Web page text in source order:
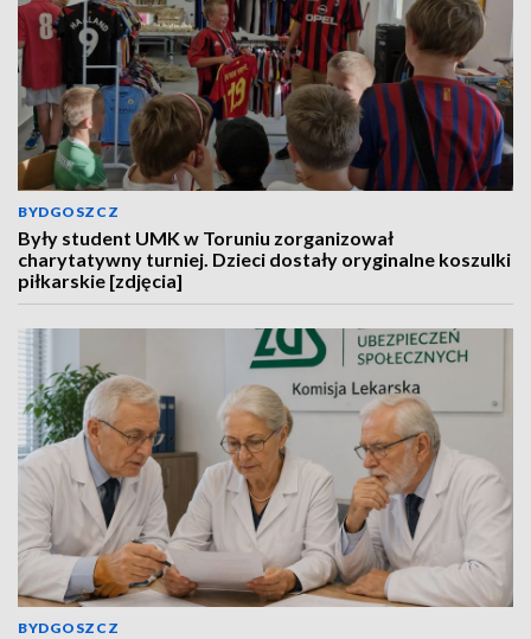
BYDGOSZCZ
Były student UMK w Toruniu zorganizował
charytatywny turniej. Dzieci dostały oryginalne koszulki
piłkarskie [zdjęcia]
BYDGOSZCZ